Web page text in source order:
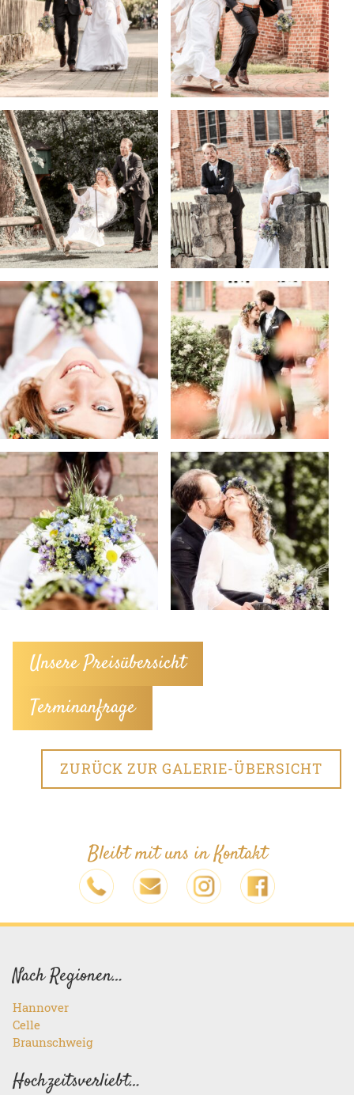
Unsere Preisübersicht
Terminanfrage
ZURÜCK ZUR GALERIE-ÜBERSICHT
Bleibt mit uns in Kontakt
Nach Regionen…
Hannover
Celle
Braunschweig
Hochzeitsverliebt…